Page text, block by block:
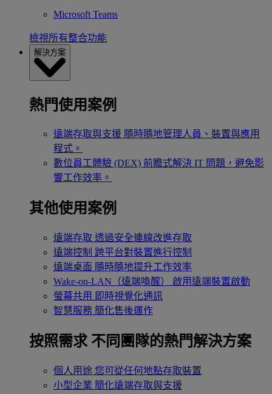
Microsoft Teams
檢視所有整合功能
解決方案
熱門使用案例
遠端存取與支援 隨時隨地管理人員、裝置與應用
程式。
數位員工體驗 (DEX) 前瞻式解決 IT 問題，避免影
響工作效率。
其他使用案例
遠端存取 透過安全連線改進存取
遠端控制 跨平台對裝置進行控制
遠端桌面 隨時隨地提升工作效率
Wake-on-LAN（遠端喚醒）
啟用遠端裝置啟動
螢幕共用 即時視覺化通訊
智慧服務 簡化售後運作
按照需求 不同團隊的熱門解決方案
個人用途 您可從任何地點存取裝置
小型企業 簡化遠端存取與支援